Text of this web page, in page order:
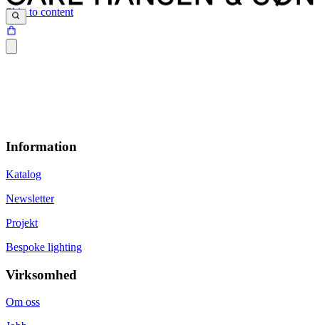
Skip to content
Information
Katalog
Newsletter
Projekt
Bespoke lighting
Virksomhed
Om oss